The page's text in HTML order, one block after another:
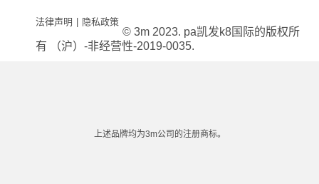
法律声明 | 隐私政策
© 3m 2023. pa凯发k8国际的版权所
有 （沪）-非经营性-2019-0035.
上述品牌均为3m公司的注册商标。